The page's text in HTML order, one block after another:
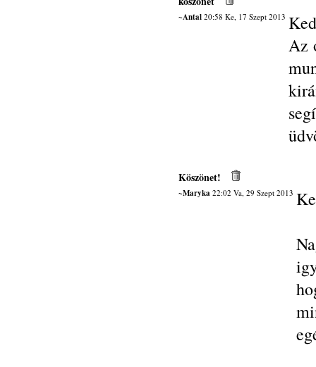
~Antal20:58 Ke, 17 Szept 2013
Az
Köszönet!
~Maryka22:02 Va, 29 Szept 2013